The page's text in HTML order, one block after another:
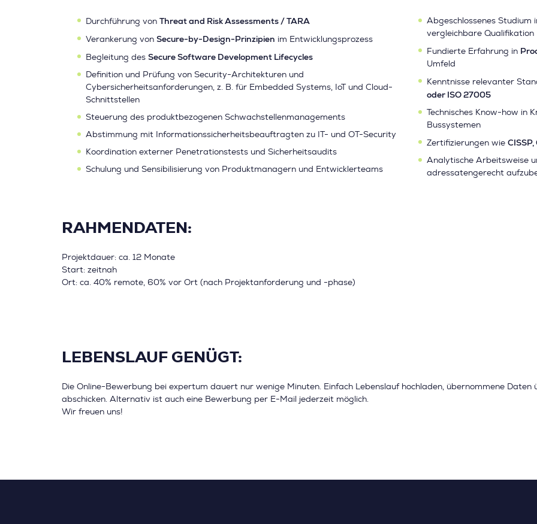
Durchführung von Threat and Risk Assessments / TARA
Verankerung von Secure-by-Design-Prinzipien im Entwicklungsprozess
Begleitung des Secure Software Development Lifecycles
Definition und Prüfung von Security-Architekturen und
Cybersicherheitsanforderungen, z. B. für Embedded Systems, IoT und Cloud-
Schnittstellen
Steuerung des produktbezogenen Schwachstellenmanagements
Abstimmung mit Informationssicherheitsbeauftragten zu IT- und OT-Security
Koordination externer Penetrationstests und Sicherheitsaudits
Schulung und Sensibilisierung von Produktmanagern und Entwicklerteams
Abgeschlossenes Studium
vergleichbare Qualifikation
Fundierte Erfahrung in
Umfeld
Kenntnisse relevanter
oder ISO 27005
Technisches Know-how in
Bussystemen
Zertifizierungen wie
Analytische Arbeitsweise
adressatengerecht
RAHMENDATEN:
Projektdauer: ca. 12 Monate
Start: zeitnah
Ort: ca. 40% remote, 60% vor Ort (nach Projektanforderung und -phase)
LEBENSLAUF GENÜGT:
Die Online-Bewerbung bei expertum dauert nur wenige Minuten. Einfach Lebenslauf hochladen, übernommene
abschicken. Alternativ ist auch eine Bewerbung per E-Mail jederzeit möglich.
Wir freuen uns!